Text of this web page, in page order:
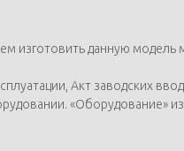
изготовить данную модель
Акт заводских
«Оборудование»